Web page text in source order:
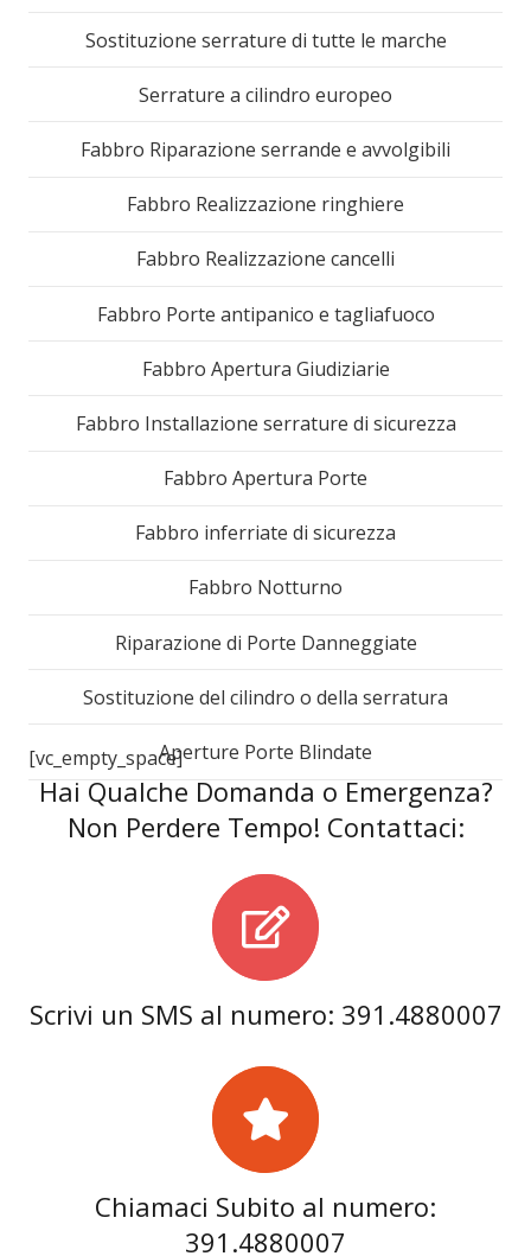
Sostituzione serrature di tutte le marche
Serrature a cilindro europeo
Fabbro Riparazione serrande e avvolgibili
Fabbro Realizzazione ringhiere
Fabbro Realizzazione cancelli
Fabbro Porte antipanico e tagliafuoco
Fabbro Apertura Giudiziarie
Fabbro Installazione serrature di sicurezza
Fabbro Apertura Porte
Fabbro inferriate di sicurezza
Fabbro Notturno
Riparazione di Porte Danneggiate
Sostituzione del cilindro o della serratura
Aperture Porte Blindate
[vc_empty_space]
Hai Qualche Domanda o Emergenza?
Non Perdere Tempo! Contattaci:
Scrivi un SMS al numero: 391.4880007
Chiamaci Subito al numero:
391.4880007